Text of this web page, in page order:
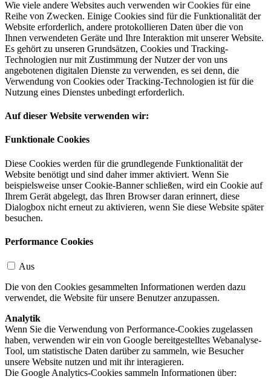
Wie viele andere Websites auch verwenden wir Cookies für eine
Reihe von Zwecken. Einige Cookies sind für die Funktionalität der
Website erforderlich, andere protokollieren Daten über die von
Ihnen verwendeten Geräte und Ihre Interaktion mit unserer Website.
Es gehört zu unseren Grundsätzen, Cookies und Tracking-
Technologien nur mit Zustimmung der Nutzer der von uns
angebotenen digitalen Dienste zu verwenden, es sei denn, die
Verwendung von Cookies oder Tracking-Technologien ist für die
Nutzung eines Dienstes unbedingt erforderlich.
Auf dieser Website verwenden wir:
Funktionale Cookies
Diese Cookies werden für die grundlegende Funktionalität der
Website benötigt und sind daher immer aktiviert. Wenn Sie
beispielsweise unser Cookie-Banner schließen, wird ein Cookie auf
Ihrem Gerät abgelegt, das Ihren Browser daran erinnert, diese
Dialogbox nicht erneut zu aktivieren, wenn Sie diese Website später
besuchen.
Performance Cookies
Aus
Die von den Cookies gesammelten Informationen werden dazu
verwendet, die Website für unsere Benutzer anzupassen.
Analytik
Wenn Sie die Verwendung von Performance-Cookies zugelassen
haben, verwenden wir ein von Google bereitgestelltes Webanalyse-
Tool, um statistische Daten darüber zu sammeln, wie Besucher
unsere Website nutzen und mit ihr interagieren.
Die Google Analytics-Cookies sammeln Informationen über: